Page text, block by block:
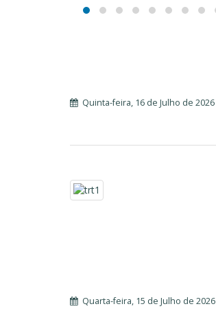
Quinta-feira, 16 de Julho de 2026
Quarta-feira, 15 de Julho de 2026